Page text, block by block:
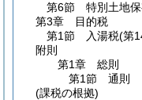
第6節
特別土地
第3章
目的税
第1節
入湯税(第
附則
第1章
総則
第1節
通則
(課税の根拠)